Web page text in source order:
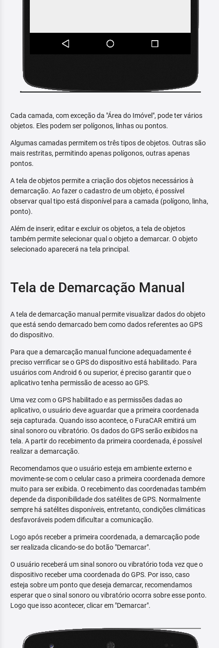
Cada camada, com exceção da "Área do Imóvel", pode ter vários
objetos. Eles podem ser polígonos, linhas ou pontos.
Algumas camadas permitem os três tipos de objetos. Outras são
mais restritas, permitindo apenas polígonos, outras apenas
pontos.
A tela de objetos permite a criação dos objetos necessários à
demarcação. Ao fazer o cadastro de um objeto, é possível
observar qual tipo está disponível para a camada (polígono, linha,
ponto).
Além de inserir, editar e excluir os objetos, a tela de objetos
também permite selecionar qual o objeto a demarcar. O objeto
selecionado aparecerá na tela principal.
Tela de Demarcação Manual
A tela de demarcação manual permite visualizar dados do objeto
que está sendo demarcado bem como dados referentes ao GPS
do dispositivo.
Para que a demarcação manual funcione adequadamente é
preciso verrificar se o GPS do dispositivo está habilitado. Para
usuários com Android 6 ou superior, é preciso garantir que o
aplicativo tenha permissão de acesso ao GPS.
Uma vez com o GPS habilitado e as permissões dadas ao
aplicativo, o usuário deve aguardar que a primeira coordenada
seja capturada. Quando isso acontece, o FuraCAR emitirá um
sinal sonoro ou vibratório. Os dados do GPS serão exibidos na
tela. A partir do recebimento da primeira coordenada, é possível
realizar a demarcação.
Recomendamos que o usuário esteja em ambiente externo e
movimente-se com o celular caso a primeira coordenada demore
muito para ser exibida. O recebimento das coordenadas também
depende da disponibilidade dos satélites de GPS. Normalmente
sempre há satélites disponíveis, entretanto, condições climáticas
desfavoráveis podem dificultar a comunicação.
Logo após receber a primeira coordenada, a demarcação pode
ser realizada clicando-se do botão "Demarcar".
O usuário receberá um sinal sonoro ou vibratório toda vez que o
dispositivo receber uma coordenada do GPS. Por isso, caso
esteja sobre um ponto que deseja demarcar, recomendamos
esperar que o sinal sonoro ou vibratório ocorra sobre esse ponto.
Logo que isso acontecer, clicar em "Demarcar".